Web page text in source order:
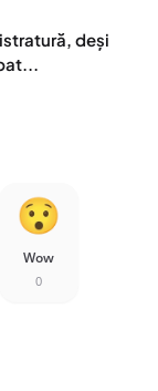
deși
Wow
0